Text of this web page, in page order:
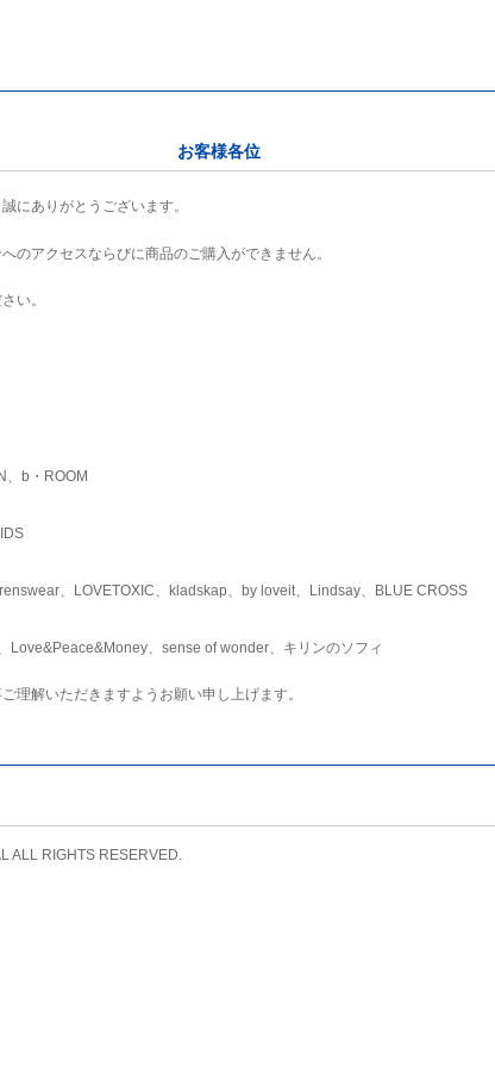
お客様各位
にありがとうございます。
のアクセスならびに商品のご購入ができません。
い。
、b・ROOM
、LOVETOXIC、kladskap、by loveit、Lindsay、BLUE CROSS
Love&Peace&Money、sense of wonder、キリンのソフィ
理解いただきますようお願い申し上げます。